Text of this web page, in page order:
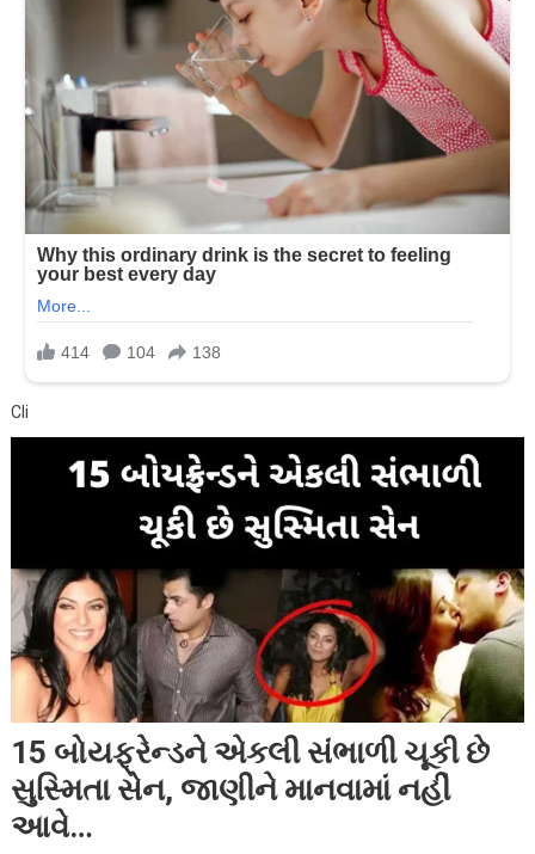
Cli
15 બોયફ્રેન્ડને એકલી સંભાળી ચૂકી છે
સુસ્મિતા સેન, જાણીને માનવામાં નહીં
આવે…